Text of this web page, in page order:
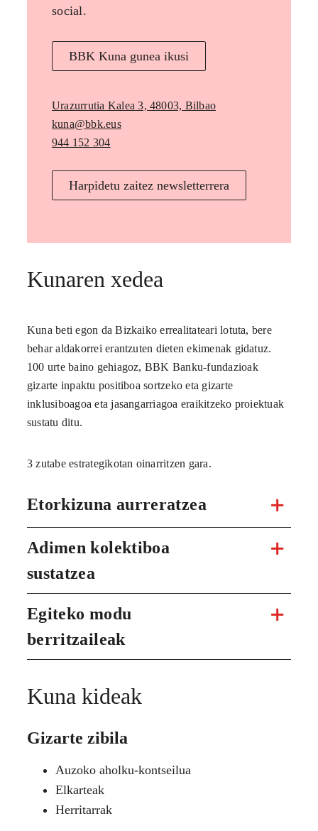
social.
BBK Kuna gunea ikusi
Urazurrutia Kalea 3, 48003, Bilbao
kuna@bbk.eus
944 152 304
Harpidetu zaitez newsletterrera
Kunaren xedea
Kuna beti egon da Bizkaiko errealitateari lotuta, bere
behar aldakorrei erantzuten dieten ekimenak gidatuz.
100 urte baino gehiagoz, BBK Banku-fundazioak
gizarte inpaktu positiboa sortzeko eta gizarte
inklusiboagoa eta jasangarriagoa eraikitzeko proiektuak
sustatu ditu.
3 zutabe estrategikotan oinarritzen gara.
Etorkizuna aurreratzea
Adimen kolektiboa
sustatzea
Egiteko modu
berritzaileak
Kuna kideak
Gizarte zibila
Auzoko aholku-kontseilua
Elkarteak
Herritarrak